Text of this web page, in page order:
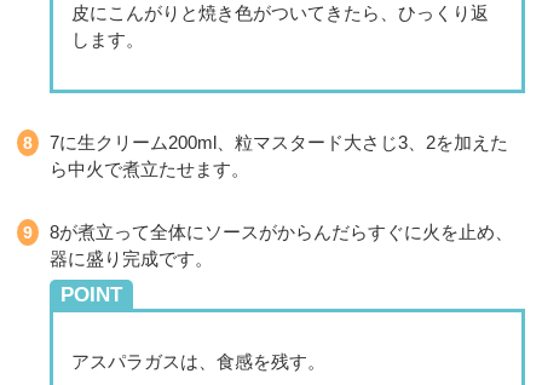
皮にこんがりと焼き色がついてきたら、ひっくり返
します。
7に生クリーム200ml、粒マスタード大さじ3、2を加えた
ら中火で煮立たせます。
8が煮立って全体にソースがからんだらすぐに火を止め、
器に盛り完成です。
POINT
アスパラガスは、食感を残す。